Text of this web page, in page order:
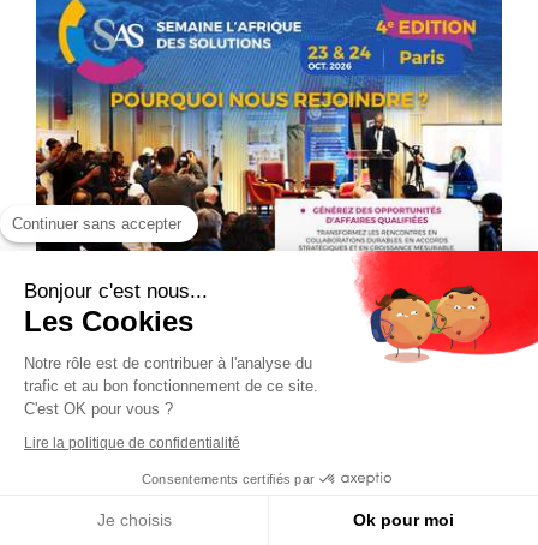
Continuer sans accepter
Bonjour c'est nous...
Les Cookies
Notre rôle est de contribuer à l'analyse du
trafic et au bon fonctionnement de ce site.
C'est OK pour vous ?
Lire la politique de confidentialité
Consentements certifiés par
Je choisis Ok pour moi